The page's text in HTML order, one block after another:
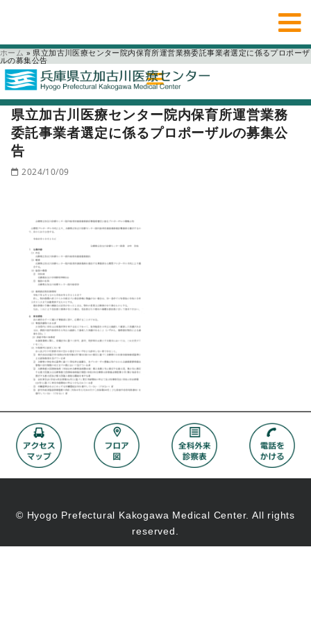
ホーム » 県立加古川医療センター院内保育所運営業務委託事業者選定に係るプロポーザ
ルの募集公告
県立加古川医療センター院内保育所運営業務
委託事業者選定に係るプロポーザルの募集公
告
2024/10/09
© Hyogo Prefectural Kakogawa Medical Center. All rights
reserved.